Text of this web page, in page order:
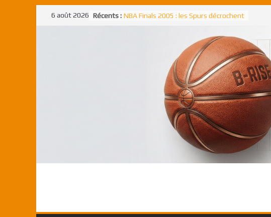
Passer6 août 2026 Récents : NBA Finals 2005 : les Spurs décrochent
NBA Finals 2021 : les Bucks et Giannis
Antetokounmpo triomphent, le Greek
Shai Gilgeous-Alexander : son premier
match à plus de 40 points en NBA, le
canadien transcendant face aux Spurs
Pau Gasol dans l’histoire en 2002 :
premier européen sacré Rookie de
Rudy Gobert, deuxième Français élu
meilleur défenseur d’une saison NBA